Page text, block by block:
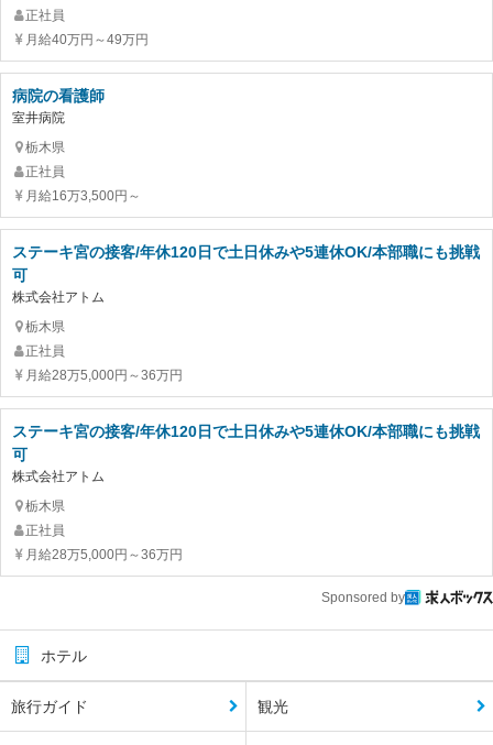
正社員
月給40万円～49万円
病院の看護師
室井病院
栃木県
正社員
月給16万3,500円～
ステーキ宮の接客/年休120日で土日休みや5連休OK/本部職にも挑戦
可
株式会社アトム
栃木県
正社員
月給28万5,000円～36万円
ステーキ宮の接客/年休120日で土日休みや5連休OK/本部職にも挑戦
可
株式会社アトム
栃木県
正社員
月給28万5,000円～36万円
Sponsored by
ホテル
旅行ガイド 観光